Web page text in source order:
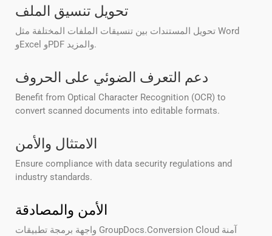
تحويل تنسيق الملف
تحويل المستندات بين تنسيقات الملفات المختلفة مثل Word
وExcel وPDF والمزيد.
دعم التعرف الضوئي على الحروف
Benefit from Optical Character Recognition (OCR) to
convert scanned documents into editable formats.
الامتثال والأمن
Ensure compliance with data security regulations and
industry standards.
الأمن والمصادقة
واجهة برمجة تطبيقات GroupDocs.Conversion Cloud آمنة